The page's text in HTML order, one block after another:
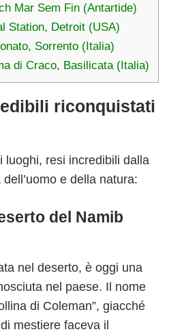
Mar Sem Fin (Antartide)
Station, Detroit (USA)
Sorrento (Italia)
di Craco, Basilicata (Italia)
riconquistati
luoghi, resi incredibili dalla
e della natura:
del Namib
nel deserto, è oggi una
nel paese. Il nome
di Coleman”, giacché
mestiere faceva il